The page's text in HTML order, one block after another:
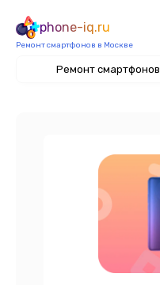
phone-iq.ru
Ремонт смартфонов в Москве
Ремонт смартфонов